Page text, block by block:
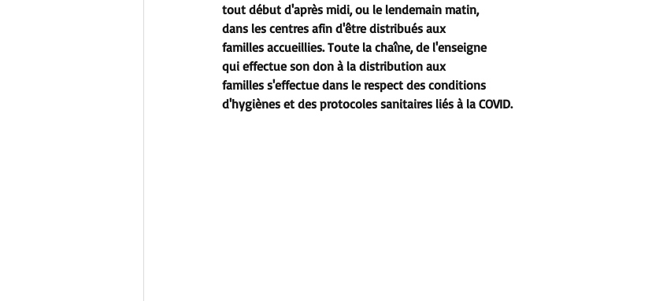
tout début d'après midi, ou le lendemain matin,
dans les centres afin d'être distribués aux
familles accueillies. Toute la chaîne, de l'enseigne
qui effectue son don à la distribution aux
familles s'effectue dans le respect des conditions
d'hygiènes et des protocoles sanitaires liés à la COVID.